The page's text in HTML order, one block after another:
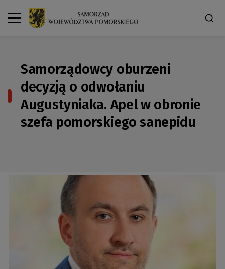
Samorządowcy oburzeni
decyzją o odwołaniu
Augustyniaka. Apel w obronie
szefa pomorskiego sanepidu